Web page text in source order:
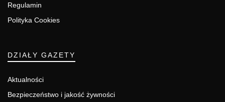
Regulamin
Polityka Cookies
DZIAŁY GAZETY
Aktualności
Bezpieczeństwo i jakość żywności